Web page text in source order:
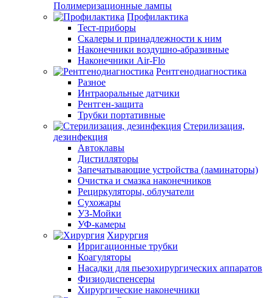
Полимеризационные лампы
Профилактика
Тест-приборы
Скалеры и принадлежности к ним
Наконечники воздушно-абразивные
Наконечники Air-Flo
Рентгенодиагностика
Разное
Интраоральные датчики
Рентген-защита
Трубки портативные
Стерилизация,
дезинфекция
Автоклавы
Дистилляторы
Запечатывающие устройства (ламинаторы)
Очистка и смазка наконечников
Рециркуляторы, облучатели
Сухожары
УЗ-Мойки
УФ-камеры
Хирургия
Ирригационные трубки
Коагуляторы
Насадки для пьезохирургических аппаратов
Физиодиспенсеры
Хирургические наконечники